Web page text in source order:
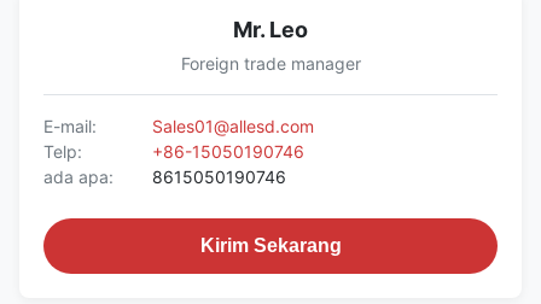
Mr. Leo
Foreign trade manager
E-mail:
Sales01@allesd.com
Telp:
+86-15050190746
ada apa:
8615050190746
Kirim Sekarang